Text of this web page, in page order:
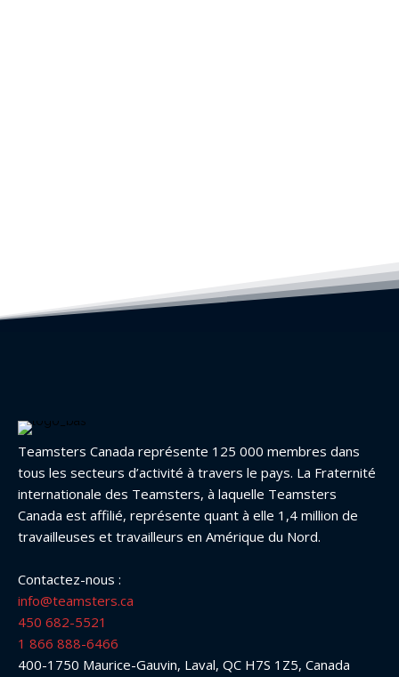
Teamsters Canada représente 125 000 membres dans
tous les secteurs d’activité à travers le pays. La Fraternité
internationale des Teamsters, à laquelle Teamsters
Canada est affilié, représente quant à elle 1,4 million de
travailleuses et travailleurs en Amérique du Nord.
Contactez-nous :
info@teamsters.ca
450 682-5521
1 866 888-6466
400-1750 Maurice-Gauvin, Laval, QC H7S 1Z5, Canada